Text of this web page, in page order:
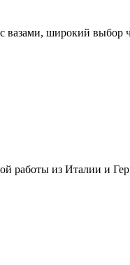
вазами, широкий выбор
работы из Италии и